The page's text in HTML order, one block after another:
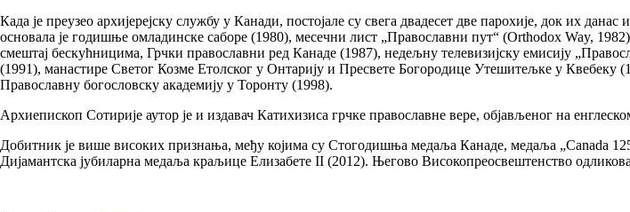
Када је преузео архијерејску службу у Канади, постојале су свега двадесет две парохије, док их
основала је годишње омладинске саборе (1980), месечни лист „Православни пут“ (Orthodox Way,
смештај бескућницима, Грчки православни ред Канаде (1987), недељну телевизијску емисију
(1991), манастире Светог Козме Етолског у Онтарију и Пресвете Богородице Утешитељке у Квебеку
Православну богословску академију у Торонту (1998).
Архиепископ Сотирије аутор је и издавач Катихизиса грчке православне вере, објављеног на
Добитник је више високих признања, међу којима су Стогодишња медаља Канаде, медаља „Canada
Дијамантска јубиларна медаља краљице Елизабете II (2012). Његово Високопреосвештенство